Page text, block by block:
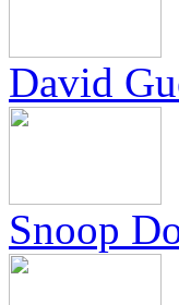
David
Snoop